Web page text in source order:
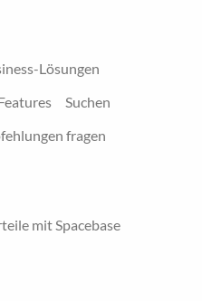
Lösungen
Suchen
fragen
mit Spacebase